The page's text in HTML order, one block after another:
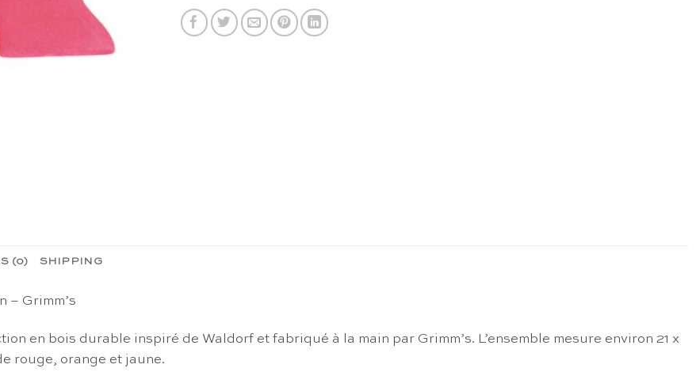
(0) SHIPPING
– Grimm’s
en bois durable inspiré de Waldorf et fabriqué à la main par Grimm’s. L’ensemble mesure environ 21 x
rouge, orange et jaune.